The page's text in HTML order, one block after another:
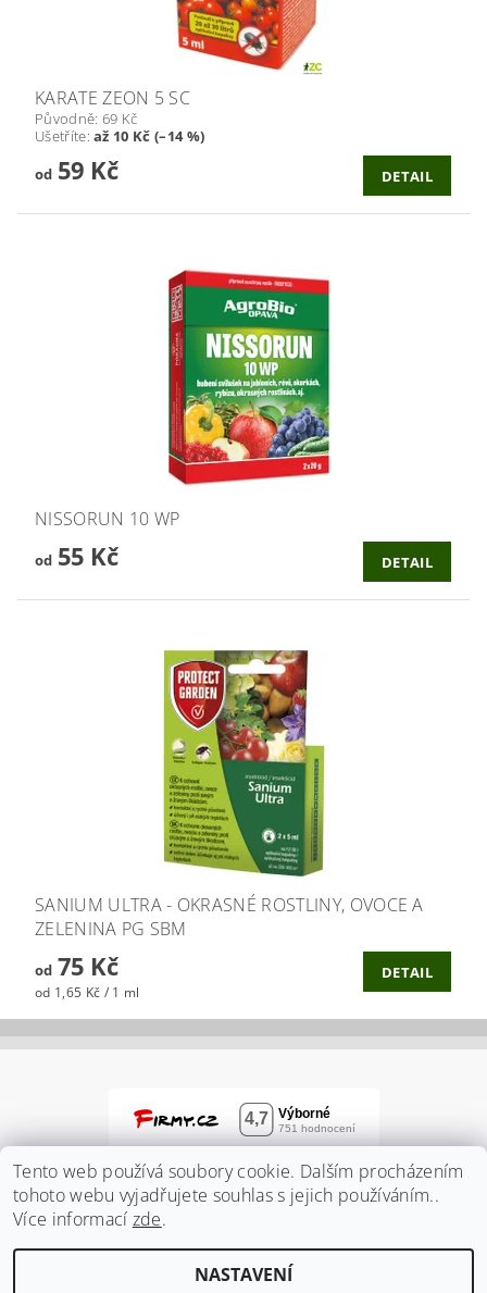
KARATE ZEON 5 SC
Původně: 69 Kč
Ušetříte:až 10 Kč (–14 %)
od59 Kč DETAIL
NISSORUN 10 WP
od55 Kč DETAIL
SANIUM ULTRA - OKRASNÉ ROSTLINY, OVOCE A
ZELENINA PG SBM
od75 Kč
od 1,65 Kč / 1 ml
DETAIL
Tento web používá soubory cookie. Dalším procházením
tohoto webu vyjadřujete souhlas s jejich používáním..
Více informací zde.
NASTAVENÍ